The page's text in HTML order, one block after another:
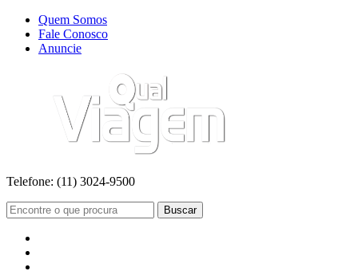
Quem Somos
Fale Conosco
Anuncie
Telefone: (11) 3024-9500
Buscar